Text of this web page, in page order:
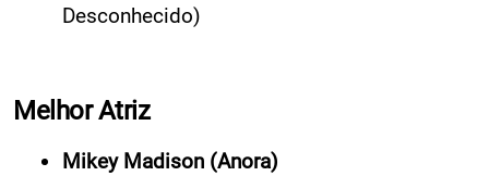
Desconhecido)
Melhor Atriz
Mikey Madison (Anora)